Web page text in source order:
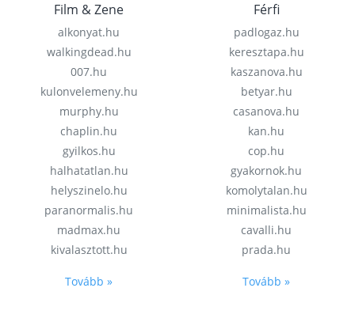
Film & Zene
alkonyat.hu
walkingdead.hu
007.hu
kulonvelemeny.hu
murphy.hu
chaplin.hu
gyilkos.hu
halhatatlan.hu
helyszinelo.hu
paranormalis.hu
madmax.hu
kivalasztott.hu
Tovább »
Férfi
padlogaz.hu
keresztapa.hu
kaszanova.hu
betyar.hu
casanova.hu
kan.hu
cop.hu
gyakornok.hu
komolytalan.hu
minimalista.hu
cavalli.hu
prada.hu
Tovább »